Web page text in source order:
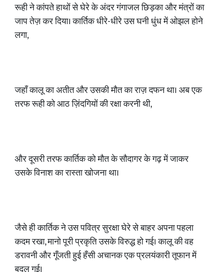
रूही ने कांपते हाथों से घेरे के अंदर गंगाजल छिड़का और मंत्रों का
जाप तेज़ कर दिया। कार्तिक धीरे-धीरे उस घनी धुंध में ओझल होने
लगा,
जहाँ कालू का अतीत और उसकी मौत का राज़ दफन था। अब एक
तरफ रूही को आठ ज़िंदगियों की रक्षा करनी थी,
और दूसरी तरफ कार्तिक को मौत के सौदागर के गढ़ में जाकर
उसके विनाश का रास्ता खोजना था।
जैसे ही कार्तिक ने उस पवित्र सुरक्षा घेरे से बाहर अपना पहला
कदम रखा, मानो पूरी प्रकृति उसके विरुद्ध हो गई। कालू की वह
डरावनी और गूँजती हुई हँसी अचानक एक प्रलयंकारी तूफान में